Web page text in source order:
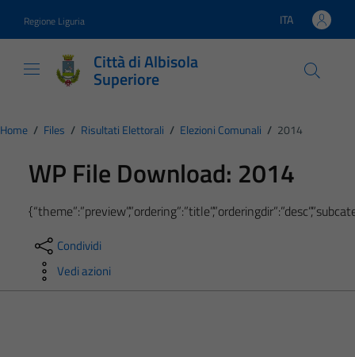
Regione Liguria Lingua attiva:
ITA
Città di Albisola
Superiore
Home / Files / Risultati Elettorali / Elezioni Comunali / 2014
WP File Download: 2014
Condividi
Vedi azioni